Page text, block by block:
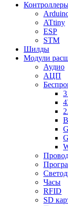
ATtiny
ESP
STM
Шилды
Модули
Аудио
АЦП
Часы
RFID
SD